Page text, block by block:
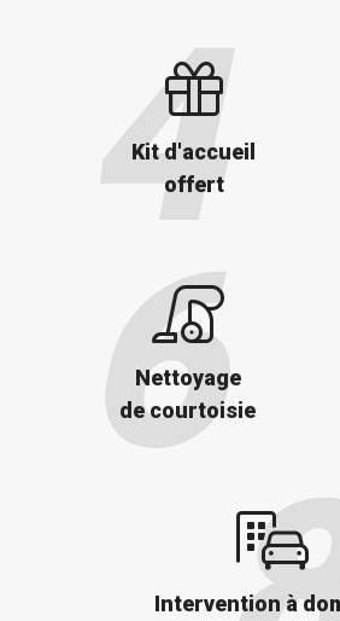
Kit d'accueil
offert
Nettoyage
de courtoisie
Intervention à